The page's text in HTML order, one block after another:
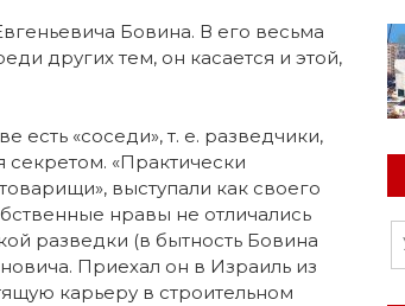
Бовина. В его весьма
других тем, он касается и этой,
есть «соседи», т. е. разведчики,
«Практически
выступали как своего
нравы не отличались
разведки (в бытность Бовина
Приехал он в Израиль из
карьеру в строительном